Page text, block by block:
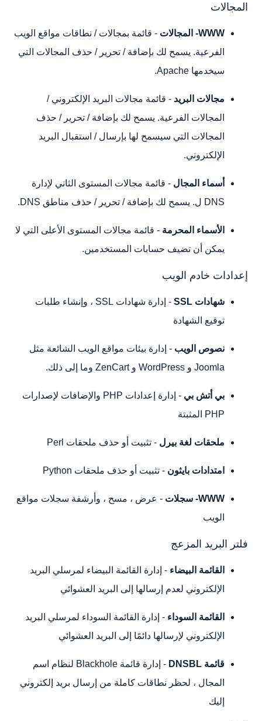
المجالات
WWW- المجالات
- قائمة بمجالات / نطاقات مواقع الويب
الفرعية. يسمح لك بإضافة / تحرير / حذف المجالات التي
سيخدمها Apache.
مجالات البريد - قائمة مجالات البريد الإلكتروني /
المجالات الفرعية. يسمح لك بإضافة / تحرير / حذف
المجالات التي سيسمح لها بإرسال / استقبال البريد
الإلكتروني.
أسماء المجال - قائمة مجالات المستوى الثاني لإدارة
DNS ل. يسمح لك بإضافة / تحرير / حذف مناطق DNS.
الأسماء المحرمة - قائمة مجالات المستوى الأعلى التي لا
يمكن أن تضيف حسابات المستخدمين.
إعدادات خادم الويب
شهادات SSL
- إدارة شهادات SSL ، وإنشاء طلبات
توقيع الشهادة
نصوص الويب - إدارة بيئات مواقع الويب الشائعة مثل
Joomla و WordPress و ZenCart وما إلى ذلك.
بي أتش بي
- إدارة إعدادات PHP والإضافات لإصدارات
PHP المثبتة
ملحقات لغة بيرل - تثبيت أو حذف ملحقات Perl
امتدادات بايثون - تثبيت أو حذف ملحقات Python
WWW- سجلات
- عرض ، مسح ، وأرشفة سجلات مواقع
الويب
فلتر البريد المزعج
القائمة البيضاء - إدارة القائمة البيضاء لمرسلي البريد
الإلكتروني لعدم إرسالها إلى البريد العشوائي
القائمة السوداء - إدارة القائمة السوداء لمرسلي البريد
الإلكتروني لإرسالها دائمًا إلى البريد العشوائي
قائمة DNSBL
- إدارة قائمة Blackhole لنظام اسم
المجال ، لحظر نطاقات كاملة من إرسال بريد إلكتروني
إليك